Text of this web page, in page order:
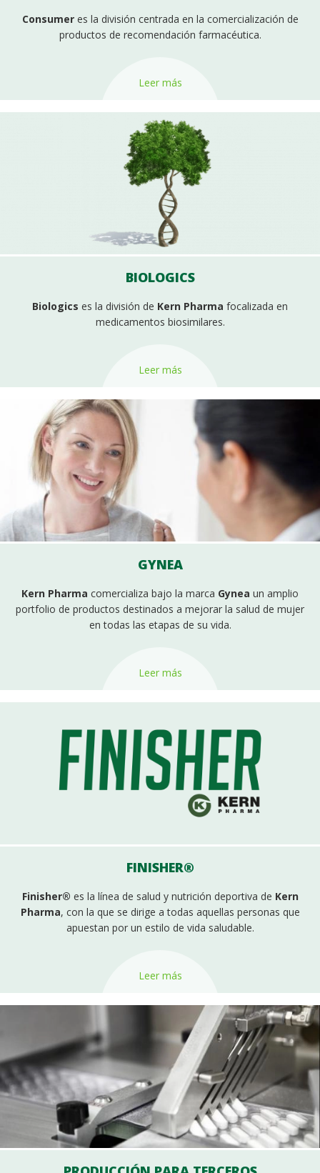
Consumer es la división centrada en la comercialización de
productos de recomendación farmacéutica.
Leer más
BIOLOGICS
Biologics es la división de Kern Pharma focalizada en
medicamentos biosimilares.
Leer más
GYNEA
Kern Pharma comercializa bajo la marca Gynea un amplio
portfolio de productos destinados a mejorar la salud de mujer
en todas las etapas de su vida.
Leer más
FINISHER®
Finisher® es la línea de salud y nutrición deportiva de Kern
Pharma, con la que se dirige a todas aquellas personas que
apuestan por un estilo de vida saludable.
Leer más